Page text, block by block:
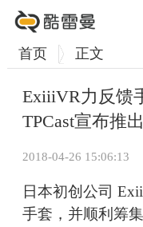
首页 正文
ExiiiVR力反馈
TPCast宣布推
2018-04-26 15:06:13
日本初创公司
手套，并顺利筹